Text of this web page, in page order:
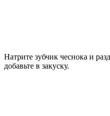
Натрите зубчик чеснока и
добавьте в закуску.